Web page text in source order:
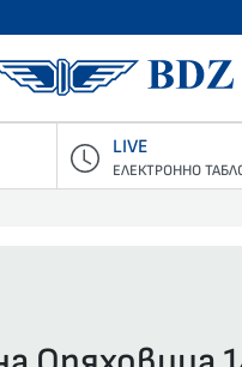
LIVE
ЕЛЕКТРОННО